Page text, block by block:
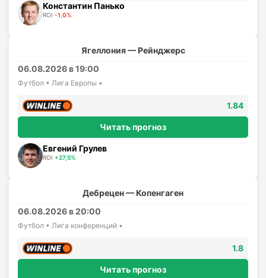
Константин Панько
ROI -1,0%
Ягеллония — Рейнджерс
06.08.2026 в 19:00
Футбол • Лига Европы •
1.84
Читать прогноз
Евгений Грулев
ROI +27,5%
Дебрецен — Копенгаген
06.08.2026 в 20:00
Футбол • Лига конференций •
1.8
Читать прогноз